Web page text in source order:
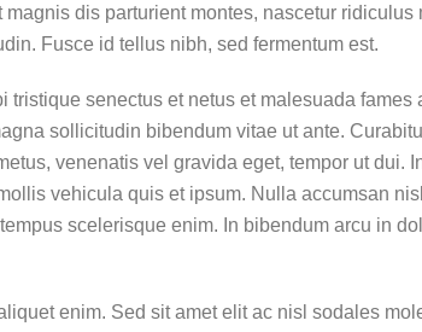
dis parturient montes, nascetur
Fusce id tellus nibh, sed fermentum est.
tristique senectus et netus et malesuada
sollicitudin bibendum vitae ut ante.
venenatis vel gravida eget, tempor ut
vehicula quis et ipsum. Nulla accumsan
scelerisque enim. In bibendum arcu in
enim. Sed sit amet elit ac nisl sodales